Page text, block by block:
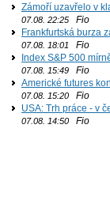
Zámoří uzavřelo v
07.08. 22:25 Fio
Frankfurtská burza
07.08. 18:01
Fio
Index S&P 500
07.08. 15:49 Fio
Americké futures
07.08. 15:20 Fio
USA: Trh práce - v
07.08. 14:50 Fio